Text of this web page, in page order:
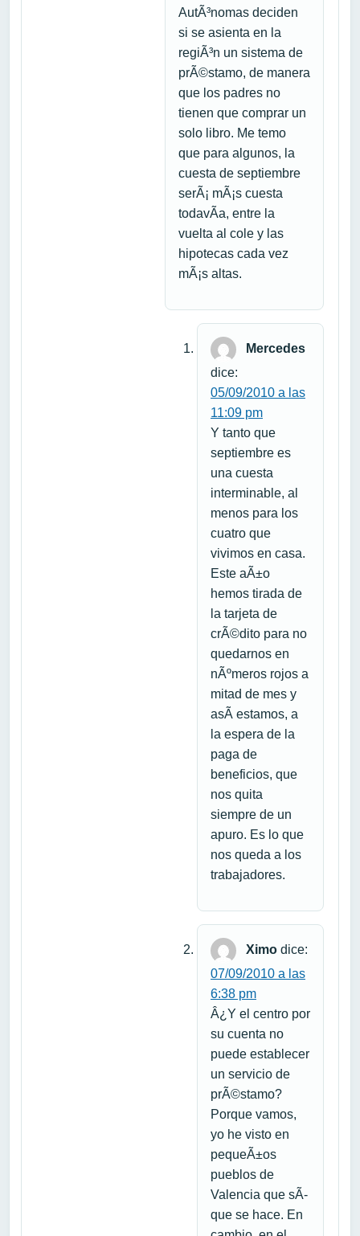
AutÃ³nomas deciden
si se asienta en la
regiÃ³n un sistema de
prÃ©stamo, de manera
que los padres no
tienen que comprar un
solo libro. Me temo
que para algunos, la
cuesta de septiembre
serÃ¡ mÃ¡s cuesta
todavÃ­a, entre la
vuelta al cole y las
hipotecas cada vez
mÃ¡s altas.
Mercedes
dice:
05/09/2010 a las
11:09 pm
Y tanto que
septiembre es
una cuesta
interminable, al
menos para los
cuatro que
vivimos en casa.
Este aÃ±o
hemos tirada de
la tarjeta de
crÃ©dito para no
quedarnos en
nÃºmeros rojos a
mitad de mes y
asÃ­ estamos, a
la espera de la
paga de
beneficios, que
nos quita
siempre de un
apuro. Es lo que
nos queda a los
trabajadores.
Ximo dice:
07/09/2010 a las
6:38 pm
Â¿Y el centro por
su cuenta no
puede establecer
un servicio de
prÃ©stamo?
Porque vamos,
yo he visto en
pequeÃ±os
pueblos de
Valencia que sÃ­
que se hace. En